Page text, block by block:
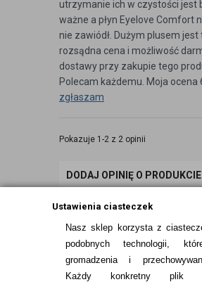
Ustawienia ciasteczek
Nasz sklep korzysta z
podobnych technologii,
gromadzenia i
Każdy konkretny plik
utrzymanie ich w czystości jest
ważne a płyn Eyelove Comfort
nie zawiódł. Dużym plusem jest
rozsądna cena i możliwość
dostawy przy zakupie tego
Polecam każdemu. Moja ocena
zgłaszam
Pokazuje 1-2 z 2 opinii
DODAJ OPINIĘ O PRODUKCIE